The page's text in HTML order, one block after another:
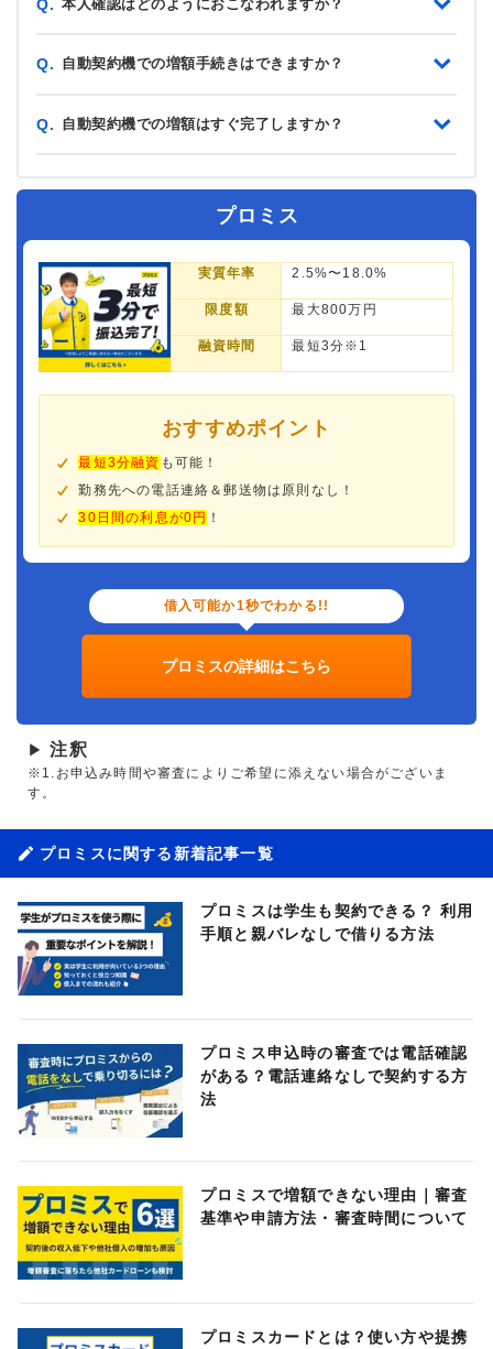
Q. 本人確認はどのようにおこなわれますか？
Q. 自動契約機での増額手続きはできますか？
Q. 自動契約機での増額はすぐ完了しますか？
プロミス
実質年率 2.5%〜18.0%
限度額 最大800万円
融資時間 最短3分※1
おすすめポイント
最短3分融資 も可能！
勤務先への電話連絡＆郵送物は原則なし！
30日間の利息が0円 ！
借入可能か1秒でわかる!!
プロミスの詳細はこちら
▶ 注釈
※1.お申込み時間や審査によりご希望に添えない場合がございま
す。
プロミスに関する新着記事一覧
プロミスは学生も契約できる？ 利用
手順と親バレなしで借りる方法
プロミス申込時の審査では電話確認
がある？電話連絡なしで契約する方
法
プロミスで増額できない理由｜審査
基準や申請方法・審査時間について
プロミスカードとは？使い方や提携